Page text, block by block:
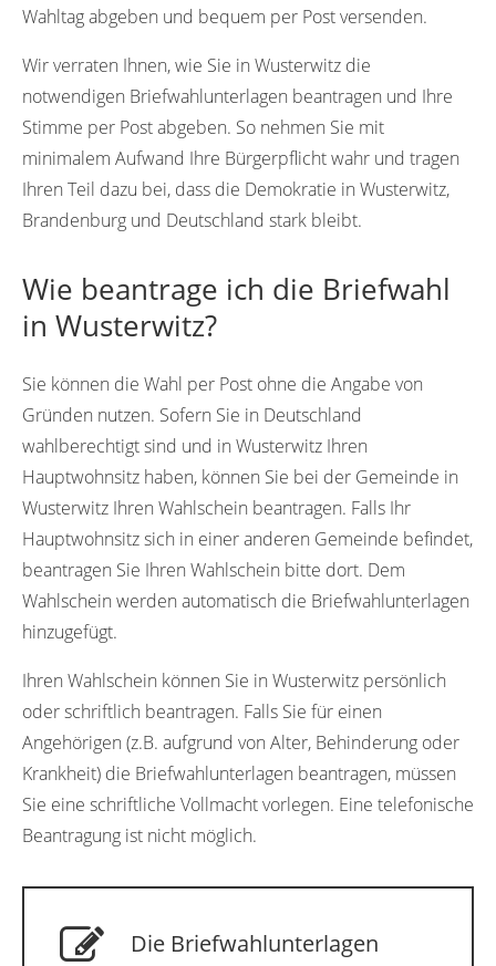
Wahltag abgeben und bequem per Post versenden.
Wir verraten Ihnen, wie Sie in Wusterwitz die
notwendigen Briefwahlunterlagen beantragen und Ihre
Stimme per Post abgeben. So nehmen Sie mit
minimalem Aufwand Ihre Bürgerpflicht wahr und tragen
Ihren Teil dazu bei, dass die Demokratie in Wusterwitz,
Brandenburg und Deutschland stark bleibt.
Wie beantrage ich die Briefwahl
in Wusterwitz?
Sie können die Wahl per Post ohne die Angabe von
Gründen nutzen. Sofern Sie in Deutschland
wahlberechtigt sind und in Wusterwitz Ihren
Hauptwohnsitz haben, können Sie bei der Gemeinde in
Wusterwitz Ihren Wahlschein beantragen. Falls Ihr
Hauptwohnsitz sich in einer anderen Gemeinde befindet,
beantragen Sie Ihren Wahlschein bitte dort. Dem
Wahlschein werden automatisch die Briefwahlunterlagen
hinzugefügt.
Ihren Wahlschein können Sie in Wusterwitz persönlich
oder schriftlich beantragen. Falls Sie für einen
Angehörigen (z.B. aufgrund von Alter, Behinderung oder
Krankheit) die Briefwahlunterlagen beantragen, müssen
Sie eine schriftliche Vollmacht vorlegen. Eine telefonische
Beantragung ist nicht möglich.
Die Briefwahlunterlagen